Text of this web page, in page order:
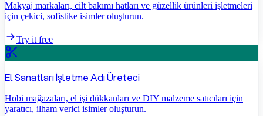
Makyaj markaları, cilt bakımı hatları ve güzellik ürünleri işletmeleri
için çekici, sofistike isimler oluşturun.
Try it free
El Sanatları İşletme Adı Üreteci
Hobi mağazaları, el işi dükkanları ve DIY malzeme satıcıları için
yaratıcı, ilham verici isimler oluşturun.